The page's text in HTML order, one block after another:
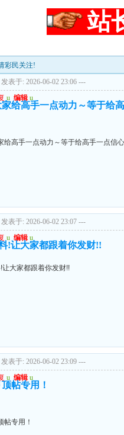
站
彩民关注!
发表于: 2026-06-02 23:06 ---
u 编辑 u
家给高手一点动力～等于给
给高手一点动力～等于给高手一点信
发表于: 2026-06-02 23:07 ---
u 编辑 u
!让大家都跟着你发财!!
让大家都跟着你发财!!
发表于: 2026-06-02 23:09 ---
u 编辑 u
顶帖专用！
帖专用！